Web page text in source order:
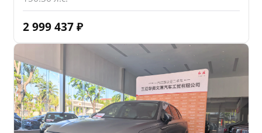
2 999 437 ₽